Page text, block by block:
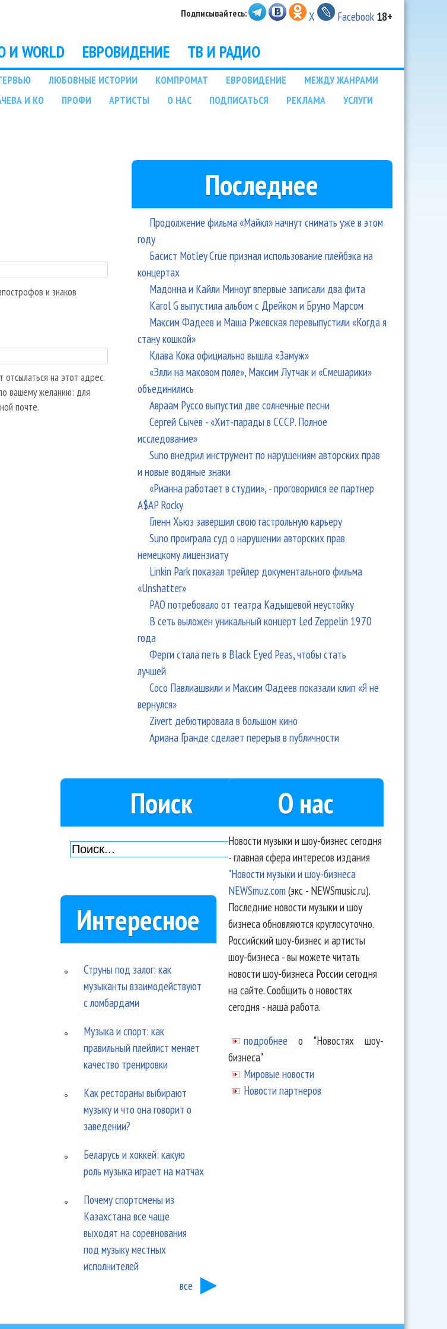
Подписывайтесь: X Facebook 18+
И WORLD ЕВРОВИДЕНИЕ ТВ И РАДИО
ЛЮБОВНЫЕ ИСТОРИИ КОМПРОМАТ ЕВРОВИДЕНИЕ
МЕЖДУ ЖАНРАМИ
И КО ПРОФИ АРТИСТЫ О НАС ПОДПИСАТЬСЯ РЕКЛАМА
УСЛУГИ
и знаков
на этот адрес.
вашему желанию: для
почте.
Последнее
Продолжение фильма «Майкл» начнут снимать уже в этом
году
Басист Mötley Crüe признал использование плейбэка на
концертах
Мадонна и Кайли Миноуг впервые записали два фита
Karol G выпустила альбом с Дрейком и Бруно Марсом
Максим Фадеев и Маша Ржевская перевыпустили «Когда я
стану кошкой»
Клава Кока официально вышла «Замуж»
«Элли на маковом поле», Максим Лутчак и «Смешарики»
объединились
Авраам Руссо выпустил две солнечные песни
Сергей Сычёв - «Хит-парады в СССР. Полное
исследование»
Suno внедрил инструмент по нарушениям авторских прав
и новые водяные знаки
«Рианна работает в студии», - проговорился ее партнер
A$AP Rocky
Гленн Хьюз завершил свою гастрольную карьеру
Suno проиграла суд о нарушении авторских прав
немецкому лицензиату
Linkin Park показал трейлер документального фильма
«Unshatter»
РАО потребовало от театра Кадышевой неустойку
В сеть выложен уникальный концерт Led Zeppelin 1970
года
Ферги стала петь в Black Eyed Peas, чтобы стать
лучшей
Сосо Павлиашвили и Максим Фадеев показали клип «Я не
вернулся»
Zivert дебютировала в большом кино
Ариана Гранде сделает перерыв в публичности
Поиск
Интересное
Струны под залог: как
музыканты взаимодействуют
с ломбардами
Музыка и спорт: как
правильный плейлист меняет
качество тренировки
Как рестораны выбирают
музыку и что она говорит о
заведении?
Беларусь и хоккей: какую
роль музыка играет на матчах
Почему спортсмены из
Казахстана все чаще
выходят на соревнования
под музыку местных
исполнителей
все
О нас
Новости музыки и шоу-бизнес сегодня
- главная сфера интересов издания
"Новости музыки и шоу-бизнеса
NEWSmuz.com(экс - NEWSmusic.ru).
Последние новости музыки и шоу
бизнеса обновляются круглосуточно.
Российский шоу-бизнес и артисты
шоу-бизнеса - вы можете читать
новости шоу-бизнеса России сегодня
на сайте. Сообщить о новостях
сегодня - наша работа.
подробнее о "Новостях шоу-
бизнеса"
Мировые новости
Новости партнеров